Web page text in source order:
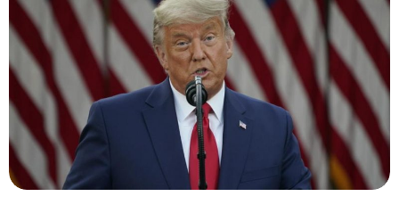
се
гради
татковината,
рече
премиерот
на
Ирак
откако